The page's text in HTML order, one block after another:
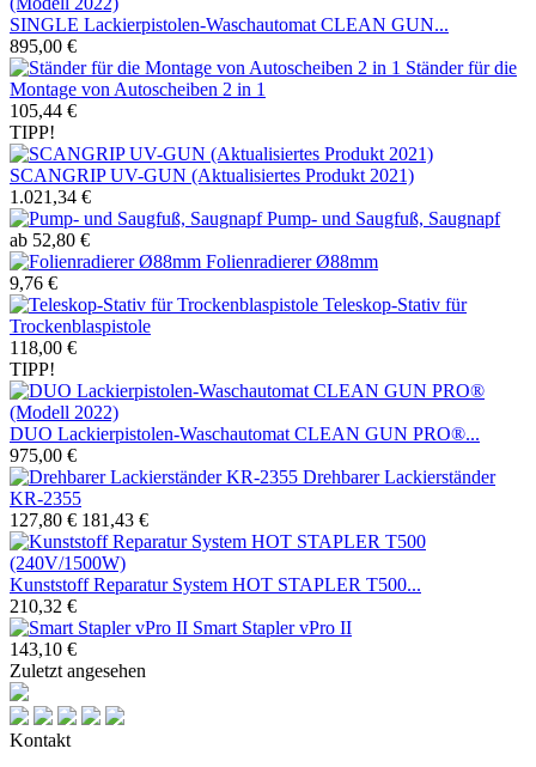
SINGLE Lackierpistolen-Waschautomat CLEAN GUN...
895,00 €
Ständer für die
Montage von Autoscheiben 2 in 1
105,44 €
TIPP!
SCANGRIP UV-GUN (Aktualisiertes Produkt 2021)
1.021,34 €
Pump- und Saugfuß, Saugnapf
ab 52,80 €
Folienradierer Ø88mm
9,76 €
Teleskop-Stativ für
Trockenblaspistole
118,00 €
TIPP!
DUO Lackierpistolen-Waschautomat CLEAN GUN PRO®...
975,00 €
Drehbarer Lackierständer
KR-2355
127,80 € 181,43 €
Kunststoff Reparatur System HOT STAPLER T500...
210,32 €
Smart Stapler vPro II
143,10 €
Zuletzt angesehen
Kontakt